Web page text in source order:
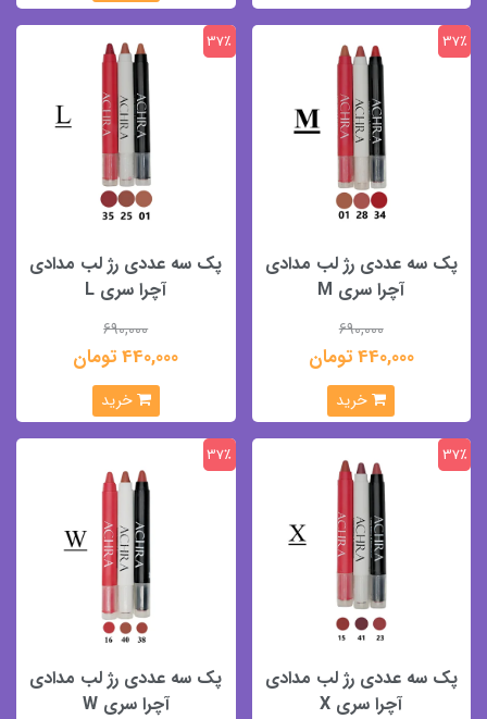
پک سه عددی رژ لب مدادی
آچرا سری M
690,000
440,000 تومان
37٪
خرید
پک سه عددی رژ لب مدادی
آچرا سری L
690,000
440,000 تومان
37٪
خرید
پک سه عددی رژ لب مدادی
آچرا سری X
37٪
پک سه عددی رژ لب مدادی
آچرا سری W
37٪